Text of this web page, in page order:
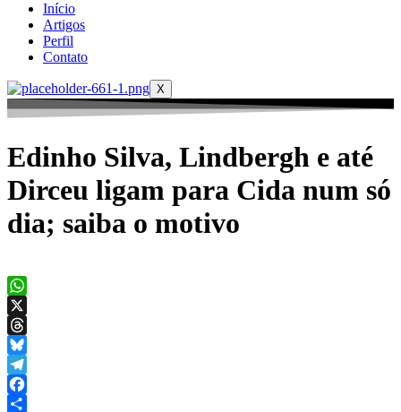
Início
Artigos
Perfil
Contato
X
Edinho Silva, Lindbergh e até
Dirceu ligam para Cida num só
dia; saiba o motivo
WhatsApp
X
Threads
Bluesky
Telegram
Facebook